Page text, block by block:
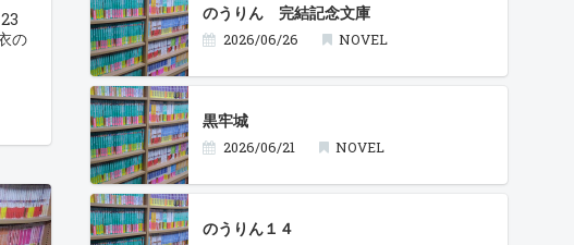
の
のうりん 完結記念文庫
2026/06/26 NOVEL
黒牢城
2026/06/21 NOVEL
のうりん１４